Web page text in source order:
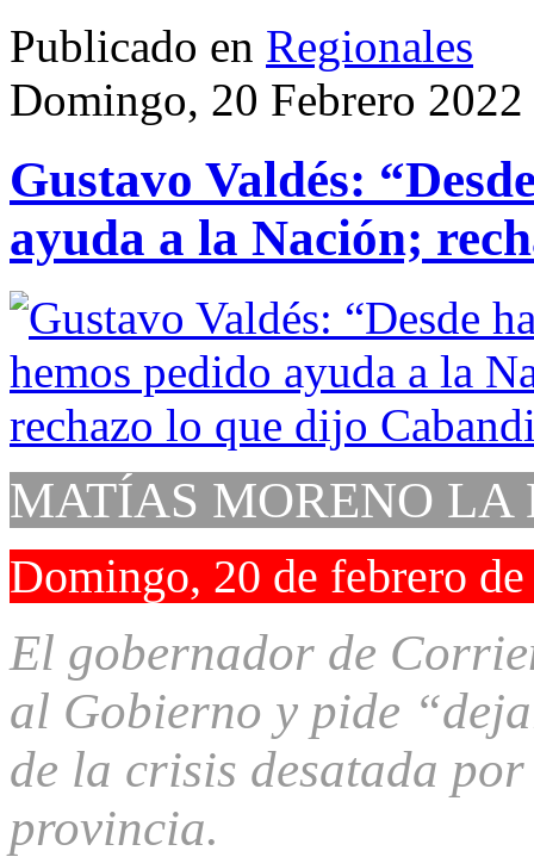
Publicado en Regionales
Domingo, 20 Febrero
Gustavo Valdés:
ayuda a la Nación;
MATÍAS MORENO LA
Domingo, 20 de febrero
El gobernador de
al Gobierno y pide
de la crisis desatada
provincia.